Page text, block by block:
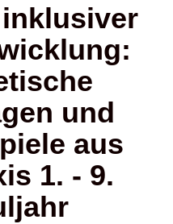
und
aus
1. - 9.